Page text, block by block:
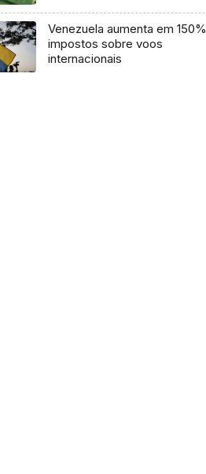
Venezuela aumenta em 150%
impostos sobre voos
internacionais